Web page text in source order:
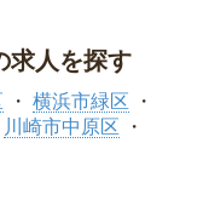
求人を探す
横浜市緑区
川崎市中原区